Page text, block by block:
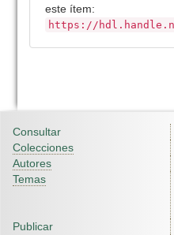
este ítem:
https://
Consultar
Colecciones
Autores
Temas
Publicar